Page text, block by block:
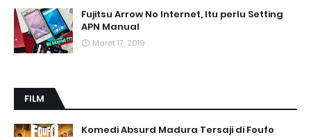
Fujitsu Arrow No Internet, Itu perlu Setting
APN Manual
Maret 17, 2019
FILM
Komedi Absurd Madura Tersaji di Foufo